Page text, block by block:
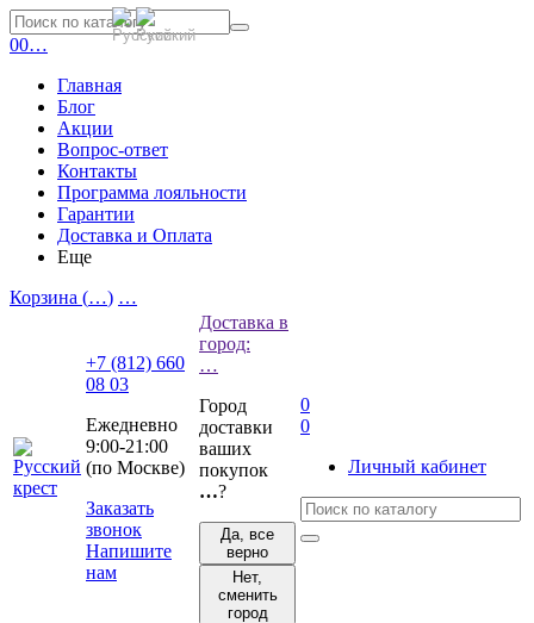
00…
Главная
Блог
Акции
Вопрос-ответ
Контакты
Программа лояльности
Гарантии
Доставка и Оплата
Еще
Корзина (…) …
+7 (812) 660
08 03
Ежедневно
9:00-21:00
(по Москве)
Заказать
звонок
Напишите
нам
Доставка в
город:
…
Город
доставки
ваших
покупок
…?
Да, все
верно
Нет,
сменить
город
0
0
Личный кабинет